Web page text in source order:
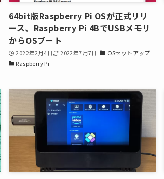
64bit版Raspberry Pi OSが正式リリ
ース、Raspberry Pi 4BでUSBメモリ
からOSブート
2022年2月4日 2022年7月7日
OSセットアップ
Raspberry Pi